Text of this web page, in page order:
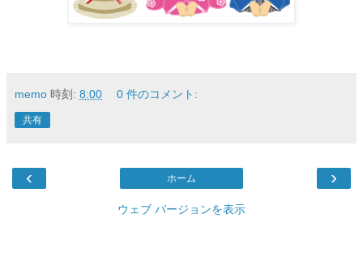
memo 時刻: 8:00 0 件のコメント:
共有
‹ ›
ホーム
ウェブ バージョンを表示